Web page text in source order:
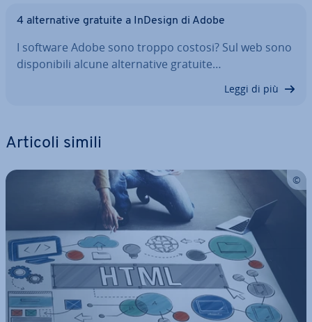
4 al­ter­na­ti­ve gratuite a InDesign di Adobe
I software Adobe sono troppo costosi? Sul web sono
di­spo­ni­bi­li alcune al­ter­na­ti­ve gratuite…
Leggi di più
Articoli simili